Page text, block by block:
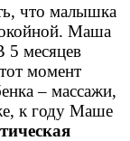
что малышка
Маша
5 месяцев
момент
– массажи,
к году Маше